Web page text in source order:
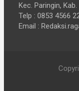
Kec. Paringin,
Telp : 0853 4566
Email :